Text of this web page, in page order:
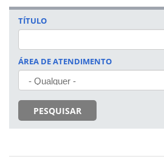
TÍTULO
ÁREA DE ATENDIMENTO
PESQUISAR